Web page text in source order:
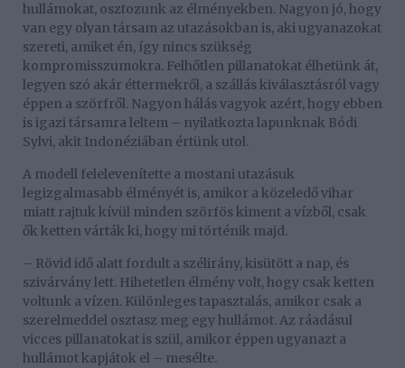
hullámokat, osztozunk az élményekben. Nagyon jó, hogy
van egy olyan társam az utazásokban is, aki ugyanazokat
szereti, amiket én, így nincs szükség
kompromisszumokra. Felhőtlen pillanatokat élhetünk át,
legyen szó akár éttermekről, a szállás kiválasztásról vagy
éppen a szörfről. Nagyon hálás vagyok azért, hogy ebben
is igazi társamra leltem – nyilatkozta lapunknak Bódi
Sylvi, akit Indonéziában értünk utol.
A modell felelevenítette a mostani utazásuk
legizgalmasabb élményét is, amikor a közeledő vihar
miatt rajtuk kívül minden szörfös kiment a vízből, csak
ők ketten várták ki, hogy mi történik majd.
– Rövid idő alatt fordult a szélirány, kisütött a nap, és
szivárvány lett. Hihetetlen élmény volt, hogy csak ketten
voltunk a vízen. Különleges tapasztalás, amikor csak a
szerelmeddel osztasz meg egy hullámot. Az ráadásul
vicces pillanatokat is szül, amikor éppen ugyanazt a
hullámot kapjátok el – mesélte.